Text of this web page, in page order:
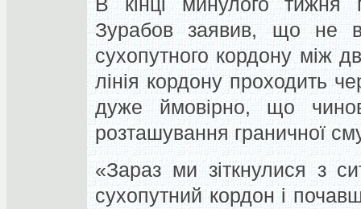
Зурабов заявив, що не
сухопутного кордону між
лінія кордону проходить
дуже ймовірно, що
розташування граничної
«Зараз ми зіткнулися з
сухопутний кордон і